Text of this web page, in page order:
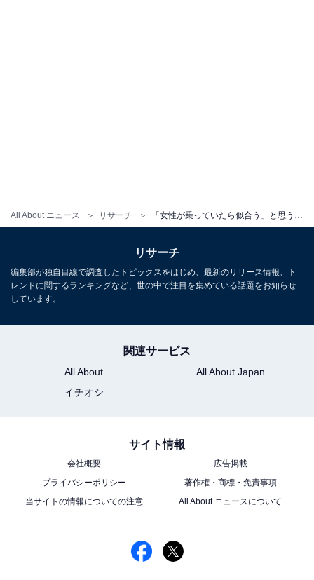
All About ニュース リサーチ
リサーチ
編集部が独自目線で調査したトピックスをはじめ、最新のリリース情報、ト
レンドに関するランキングなど、世の中で注目を集めている話題をお知らせ
しています。
関連サービス
All About
All About Japan
イチオシ
サイト情報
会社概要
広告掲載
プライバシーポリシー
著作権・商標・免責事項
当サイトの情報についての注意
All About ニュースについて